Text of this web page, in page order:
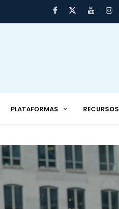
PLATAFORMAS RECURSOS